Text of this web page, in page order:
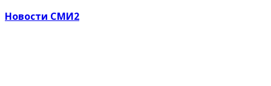
Новости СМИ2